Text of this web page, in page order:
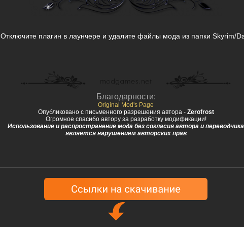
Отключите плагин в лаунчере и удалите файлы мода из папки Skyrim/
Благодарности:
Original Mod's Page
Опубликовано с письменного разрешения автора - Zerofrost
Огромное спасибо автору за разработку модификации!
Использование и распространение мода без согласия автора и переводчика
является нарушением авторских прав